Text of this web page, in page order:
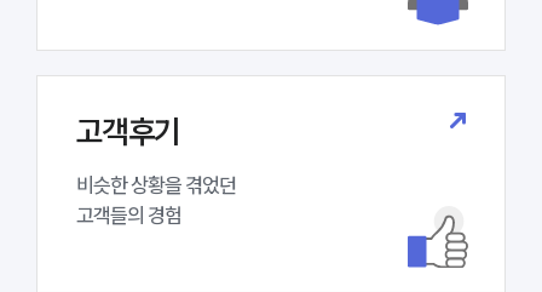
고객후기
비슷한 상황을 겪었던
고객들의 경험